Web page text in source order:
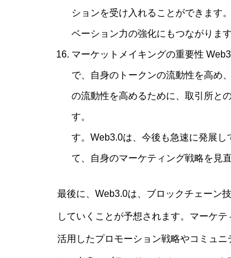
ションを受け入れることができます
ベーション力の強化にもつながります
マーケットメイキングの重要性
で、自身のトークンの流動性を高め
の流動性を高めるために、取引所と
す。 以上が、Web3.0
す。Web3.0は、今後も急速に発展
て、自身のマーケティング戦略を見
最後に、Web3.0は、ブロックチェーン
していくことが予想されます。マーケ
活用したプロモーション戦略やコミュ